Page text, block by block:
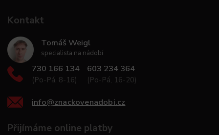
Kontakt
Tomáš Weigl
specialista na nádobí
730 166 134
(Po-Pá, 8-16)
603 234 364
(Po-Pá, 16-20)
info@znackovenadobi.cz
Přijímáme online platby